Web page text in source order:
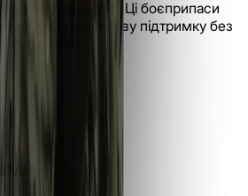
виробництво. Ці боєприпаси
глибоку вогневу підтримку без
підтримки.